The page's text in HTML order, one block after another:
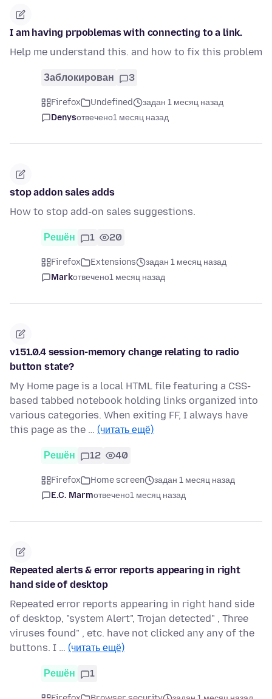
I am having prpoblemas with connecting to a link.
Help me understand this. and how to fix this problem
Заблокирован 3
Firefox Undefined
задан 1 месяц назад
Denysотвечено1 месяц назад
stop addon sales adds
How to stop add-on sales suggestions.
Решён 1 20
Firefox Extensions
задан 1 месяц назад
Markотвечено1 месяц назад
v151.0.4 session-memory change relating to radio
button state?
My Home page is a local HTML file featuring a CSS-
based tabbed notebook holding links organized into
various categories. When exiting FF, I always have
this page as the … (читать ещё)
Решён 12 40
Firefox Home screen
задан 1 месяц назад
E.C. Marmотвечено1 месяц назад
Repeated alerts & error reports appearing in right
hand side of desktop
Repeated error reports appearing in right hand side
of desktop, "system Alert", Trojan detected" , Three
viruses found" , etc. have not clicked any any of the
buttons. I … (читать ещё)
Решён 1